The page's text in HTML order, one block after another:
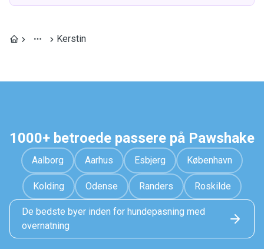
Kerstin
1000+ betroede passere på Pawshake
Aalborg Aarhus Esbjerg København
Kolding Odense Randers Roskilde
De bedste byer inden for hundepasning med
overnatning